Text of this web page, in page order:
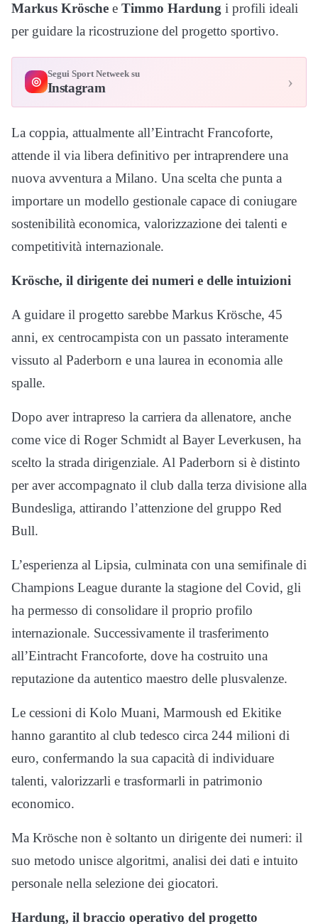
Markus Krösche e Timmo Hardung i profili ideali
per guidare la ricostruzione del progetto sportivo.
◎
Segui Sport Netweek su
Instagram ›
La coppia, attualmente all’Eintracht Francoforte,
attende il via libera definitivo per intraprendere una
nuova avventura a Milano. Una scelta che punta a
importare un modello gestionale capace di coniugare
sostenibilità economica, valorizzazione dei talenti e
competitività internazionale.
Krösche, il dirigente dei numeri e delle intuizioni
A guidare il progetto sarebbe Markus Krösche, 45
anni, ex centrocampista con un passato interamente
vissuto al Paderborn e una laurea in economia alle
spalle.
Dopo aver intrapreso la carriera da allenatore, anche
come vice di Roger Schmidt al Bayer Leverkusen, ha
scelto la strada dirigenziale. Al Paderborn si è distinto
per aver accompagnato il club dalla terza divisione alla
Bundesliga, attirando l’attenzione del gruppo Red
Bull.
L’esperienza al Lipsia, culminata con una semifinale di
Champions League durante la stagione del Covid, gli
ha permesso di consolidare il proprio profilo
internazionale. Successivamente il trasferimento
all’Eintracht Francoforte, dove ha costruito una
reputazione da autentico maestro delle plusvalenze.
Le cessioni di Kolo Muani, Marmoush ed Ekitike
hanno garantito al club tedesco circa 244 milioni di
euro, confermando la sua capacità di individuare
talenti, valorizzarli e trasformarli in patrimonio
economico.
Ma Krösche non è soltanto un dirigente dei numeri: il
suo metodo unisce algoritmi, analisi dei dati e intuito
personale nella selezione dei giocatori.
Hardung, il braccio operativo del progetto